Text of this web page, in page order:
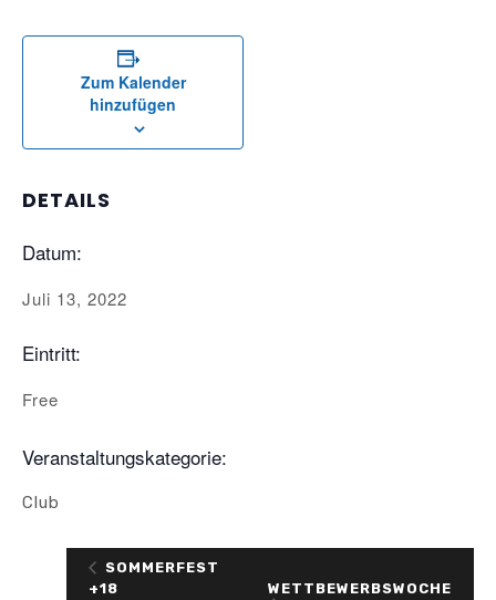
Zum Kalender
hinzufügen
DETAILS
Datum:
Juli 13, 2022
Eintritt:
Free
Veranstaltungskategorie:
Club
SOMMERFEST
+18
WETTBEWERBSWOCHE